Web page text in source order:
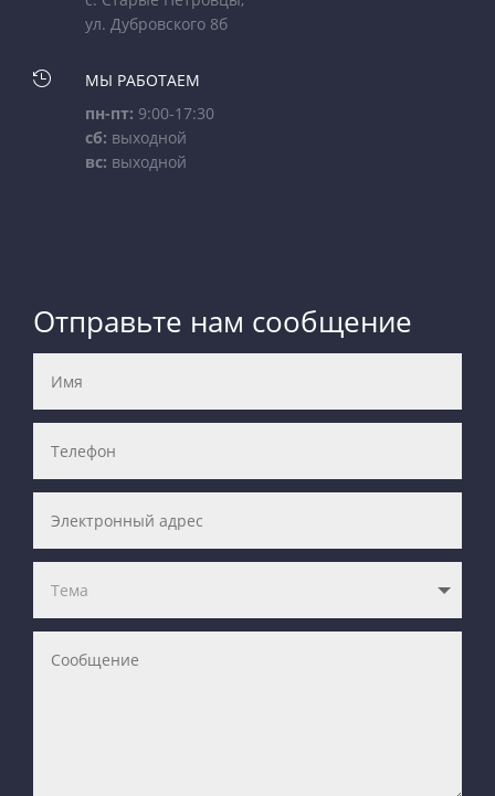
ул. Дубровского 8б

МЫ РАБОТАЕМ
пн-пт: 9:00-17:30
сб: выходной
вс: выходной
Отправьте нам сообщение